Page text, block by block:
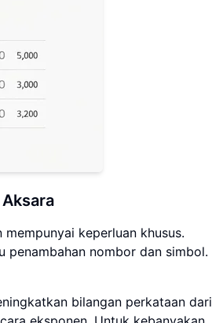
keperluan khusus.
penambahan nombor dan simbol.
bilangan perkataan dari